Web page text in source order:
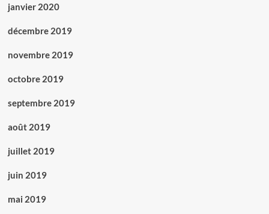
janvier 2020
décembre 2019
novembre 2019
octobre 2019
septembre 2019
août 2019
juillet 2019
juin 2019
mai 2019